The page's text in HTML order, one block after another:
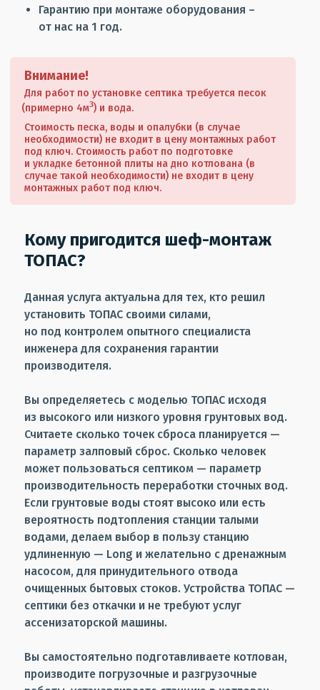
Гарантию при монтаже оборудования –
от нас на 1 год.
Внимание!
Для работ по установке септика требуется песок
(примерно 4м3) и вода.
Стоимость песка, воды и опалубки (в случае
необходимости) не входит в цену монтажных работ
под ключ. Стоимость работ по подготовке
и укладке бетонной плиты на дно котлована (в
случае такой необходимости) не входит в цену
монтажных работ под ключ.
Кому пригодится шеф-монтаж
ТОПАС?
Данная услуга актуальна для тех, кто решил
установить ТОПАС своими силами,
но под контролем опытного специалиста
инженера для сохранения гарантии
производителя.
Вы определяетесь с моделью ТОПАС исходя
из высокого или низкого уровня грунтовых вод.
Считаете сколько точек сброса планируется —
параметр залповый сброс. Сколько человек
может пользоваться септиком — параметр
производительность переработки сточных вод.
Если грунтовые воды стоят высоко или есть
вероятность подтопления станции талыми
водами, делаем выбор в пользу станцию
удлиненную — Long и желательно с дренажным
насосом, для принудительного отвода
очищенных бытовых стоков. Устройства ТОПАС —
септики без откачки и не требуют услуг
ассенизаторской машины.
Вы самостоятельно подготавливаете котлован,
производите погрузочные и разгрузочные